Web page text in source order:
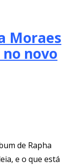
Moraes
novo
de Rapha
e o que está